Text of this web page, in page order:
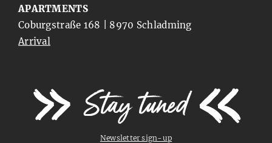
APARTMENTS
Coburgstraße 168 | 8970 Schladming
Arrival
Stay tuned
Newsletter sign-up